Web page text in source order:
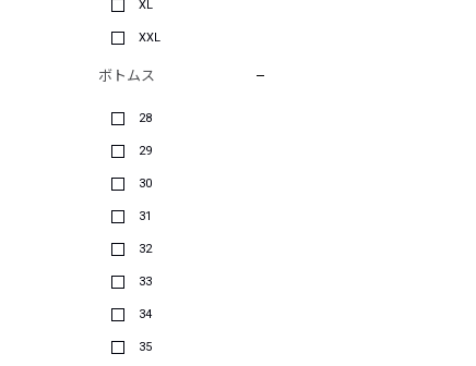
XL
XXL
ボトムス
28
29
30
31
32
33
34
35